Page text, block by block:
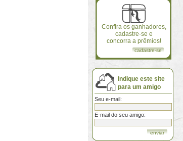
Confira os ganhadores,
cadastre-se e
concorra a prêmios!
cadastre-se
Indique este site
para um amigo
Seu e-mail:
E-mail do seu amigo: